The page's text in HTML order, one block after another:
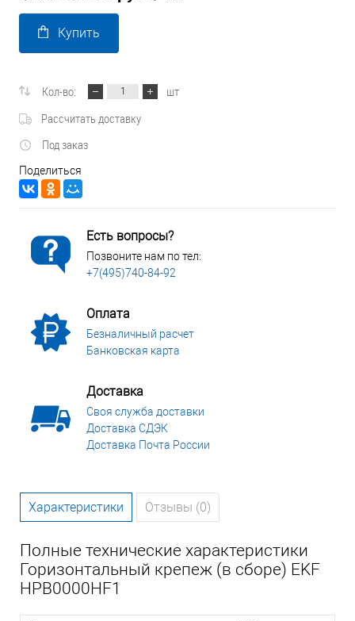
Купить
Кол-во:
шт
Рассчитать доставку
Под заказ
Поделиться
Есть вопросы?
Позвоните нам по тел:
+7(495)740-84-92
Оплата
Безналичный расчет
Банковская карта
Доставка
Своя служба доставки
Доставка СДЭК
Доставка Почта России
Характеристики Отзывы (0)
Полные технические характеристики
Горизонтальный крепеж (в сборе) EKF
HPB0000HF1